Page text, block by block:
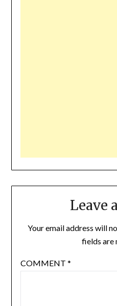
Leave
Your email address will
fields are
COMMENT *